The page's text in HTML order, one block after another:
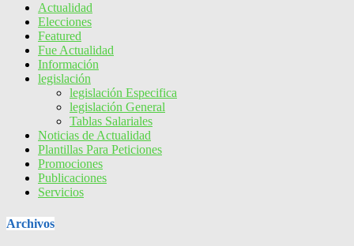
Actualidad
Elecciones
Featured
Fue Actualidad
Información
legislación
legislación Especifica
legislación General
Tablas Salariales
Noticias de Actualidad
Plantillas Para Peticiones
Promociones
Publicaciones
Servicios
Archivos